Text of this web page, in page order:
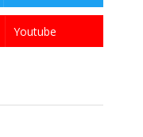
Youtube